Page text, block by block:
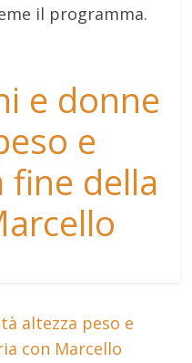
il programma.
e donne
e
fine della
altezza peso e
con Marcello